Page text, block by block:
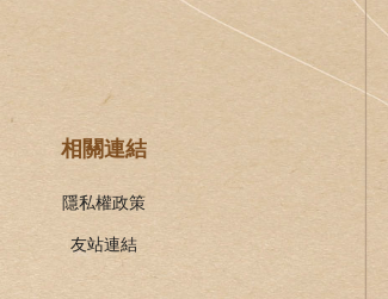
相關連結
隱私權政策
友站連結